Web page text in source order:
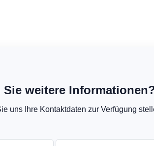
weitere
uns Ihre Kontaktdaten zur Verfügung